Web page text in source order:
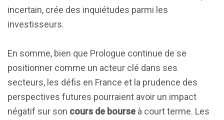
incertain, crée des inquiétudes parmi les
investisseurs.
En somme, bien que Prologue continue de se
positionner comme un acteur clé dans ses
secteurs, les défis en France et la prudence des
perspectives futures pourraient avoir un impact
négatif sur son cours de bourse à court terme. Les